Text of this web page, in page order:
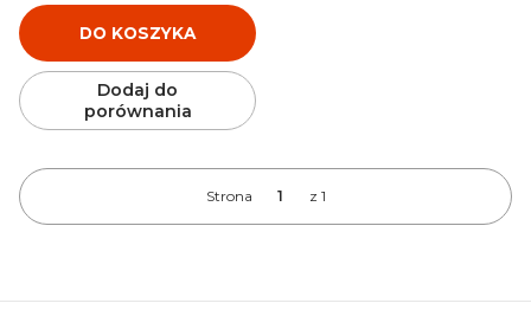
DO KOSZYKA
Dodaj do
porównania
Strona z 1